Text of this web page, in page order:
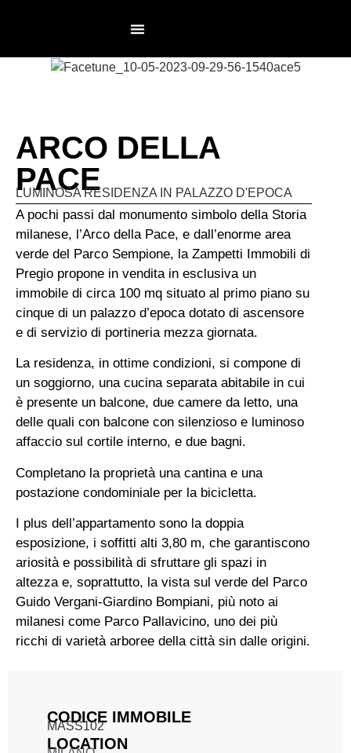
CODICE IMMOBILE
MASS102
LOCATION
ARCO DELLA
PACE
LUMINOSA RESIDENZA IN PALAZZO D'EPOCA
A pochi passi dal monumento simbolo della Storia
milanese, l’Arco della Pace, e dall’enorme area
verde del Parco Sempione, la Zampetti Immobili di
Pregio propone in vendita in esclusiva un
immobile di circa 100 mq situato al primo piano su
cinque di un palazzo d’epoca dotato di ascensore
e di servizio di portineria mezza giornata.
La residenza, in ottime condizioni, si compone di
un soggiorno, una cucina separata abitabile in cui
è presente un balcone, due camere da letto, una
delle quali con balcone con silenzioso e luminoso
affaccio sul cortile interno, e due bagni.
Completano la proprietà una cantina e una
postazione condominiale per la bicicletta.
I plus dell’appartamento sono la doppia
esposizione, i soffitti alti 3,80 m, che garantiscono
ariosità e possibilità di sfruttare gli spazi in
altezza e, soprattutto, la vista sul verde del Parco
Guido Vergani-Giardino Bompiani, più noto ai
milanesi come Parco Pallavicino, uno dei più
ricchi di varietà arboree della città sin dalle origini.